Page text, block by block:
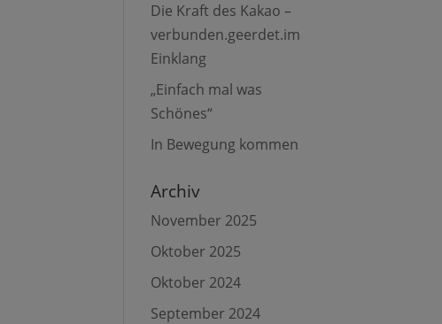
Die Kraft des Kakao –
verbunden.geerdet.im
Einklang
„Einfach mal was
Schönes“
In Bewegung kommen
Archiv
November 2025
Oktober 2025
Oktober 2024
September 2024